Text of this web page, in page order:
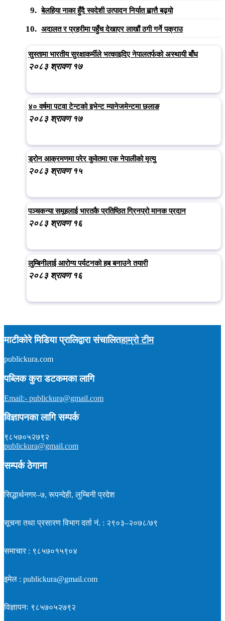
बेलहिया नाका हुँदै स्वदेशी उत्पादन निर्यात ह्वात्तै बढ्यो
अदालत र प्रहरीमा पहुँच देखाएर लाखौं ठगी गर्ने पक्राउ
सुस्तामा भारतीय सुरक्षाकर्मीले भत्काइदिए नेपालतर्फको अस्थायी बाँध
२०८३ श्रावण १७
४० वर्षमा पटवा टेन्टको इभेन्ट म्यानेजमेन्टमा छलाङ
२०८३ श्रावण १७
ड्रोन आक्रमणमा परेर कुवेतमा एक नेपालीको मृत्यु
२०८३ श्रावण १५
पञ्चकन्या समूहलाई भारतकै प्रतिष्ठित ग्रिनप्रो मानक प्रदान
२०८३ श्रावण १६
लुम्बिनीलाई आरोग्य पर्यटनको हब बनाउने तयारी
२०८३ श्रावण १६
माटीकोरे मिडिया प्रालिद्वारा संचालित
publickura.com
पब्लिक कुरा डटकमका लागि
Email:- publickura@gmail.com
विज्ञापनका लागि सम्पर्क
९८५७०५२७९२
publickura@gmail.com
हाम्रो टीम
सम्पर्क ठेगाना
सिद्धार्थनगर–७, रूपन्देही, लुम्बिनी प्रदेश
सूचना तथा प्रसारण विभाग दर्ता नं. : २९०३–२०७८/७९
समाचार : ९८५७०१५९०४
इमेल : publickura@gmail.com
विज्ञापनः ९८५७०५२७९२